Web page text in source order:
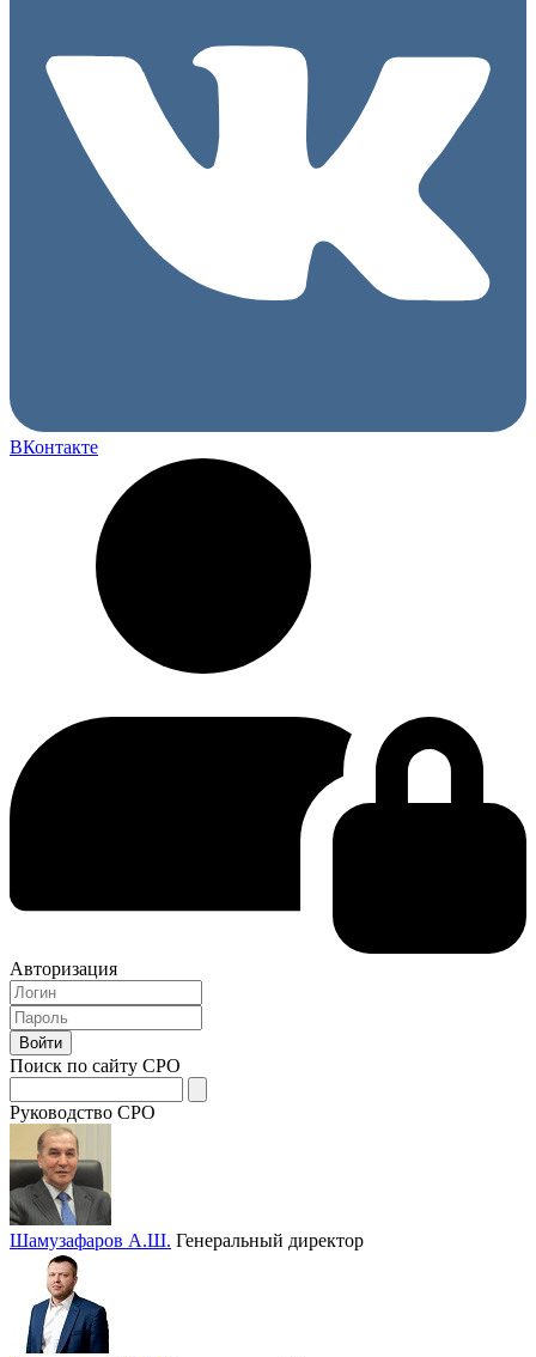
ВКонтакте
Авторизация
Поиск по сайту СРО
Руководство СРО
Шамузафаров А.Ш. Генеральный директор